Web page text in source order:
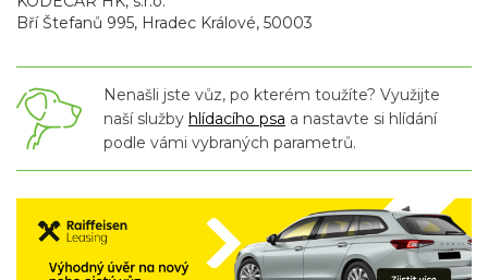
Bří Štefanů 995, Hradec Králové, 50003
Nenašli jste vůz, po kterém toužíte? Využijte
naší služby hlídacího psa a nastavte si hlídání
podle vámi vybraných parametrů.